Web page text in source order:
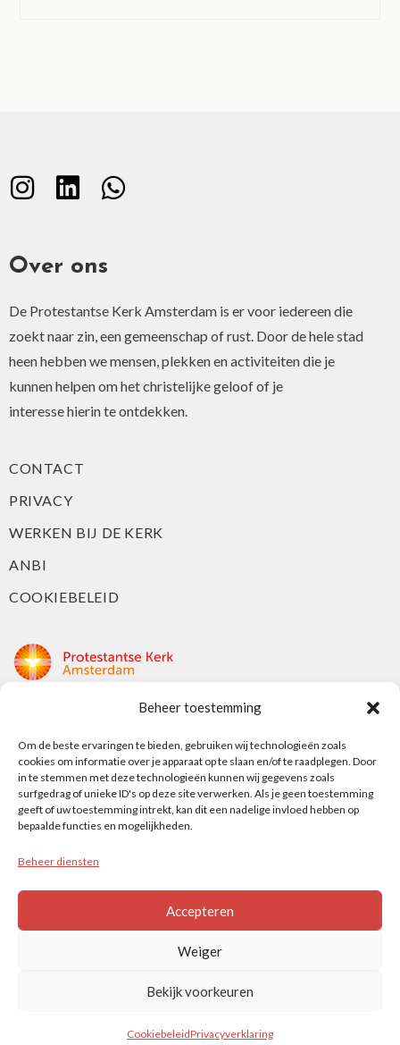
Beheer toestemming
Om de beste ervaringen te bieden, gebruiken wij technologieën zoals
cookies om informatie over je apparaat op te slaan en/of te raadplegen. Door
in te stemmen met deze technologieën kunnen wij gegevens zoals
surfgedrag of unieke ID's op deze site verwerken. Als je geen toestemming
geeft of uw toestemming intrekt, kan dit een nadelige invloed hebben op
bepaalde functies en mogelijkheden.
Beheer diensten
Accepteren
Weiger
Bekijk voorkeuren
CookiebeleidPrivacyverklaring
Over ons
De Protestantse Kerk Amsterdam is er voor iedereen die
zoekt naar zin, een gemeenschap of rust. Door de hele stad
heen hebben we mensen, plekken en activiteiten die je
kunnen helpen om het christelijke geloof of je
interesse hierin te ontdekken.
CONTACT
PRIVACY
WERKEN BIJ DE KERK
ANBI
COOKIEBELEID
Nieuwe Herengracht 18
1018 DP Amsterdam
t: 020 5353 700
e: info@protestantsamsterdam.nl
Protestantse Diaconie Amsterdam
e: info@diaconie.org